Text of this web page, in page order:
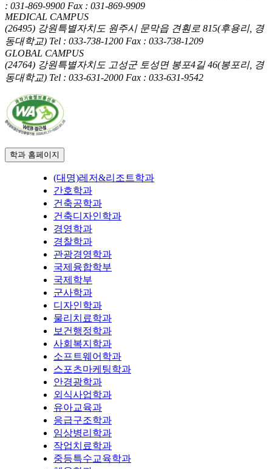
: 031-869-9900 Fax : 031-869-9909
MEDICAL CAMPUS
(26495) 강원특별자치도 원주시 문막읍 견훤로 815(후용리, 경
동대학교) Tel : 033-738-1200 Fax : 033-738-1209
GLOBAL CAMPUS
(24764) 강원특별자치도 고성군 토성면 봉포4길 46(봉포리, 경
동대학교) Tel : 033-631-2000 Fax : 033-631-9542
학과 홈페이지
(대명)레저&리조트학과
간호학과
건축공학과
건축디자인학과
경영학과
경찰학과
관광경영학과
국제융합학부
국제학부
군사학과
디자인학과
물리치료학과
보건행정학과
사회복지학과
소프트웨어학과
스포츠마케팅학과
안경광학과
외식사업학과
유아교육과
응급구조학과
임상병리학과
작업치료학과
중등특수교육학과